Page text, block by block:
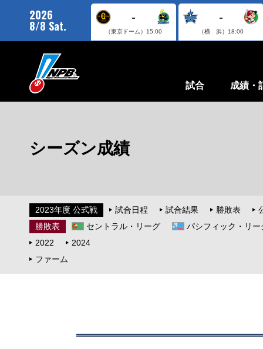
2026
8/8 Sat.
-
（東京ドーム） 15:00
-
（横 浜） 18:00
試合 成績・
シーズン成績
2023年度 公式戦 試合日程 試合結果 勝敗表
勝敗表
セントラル・リーグ
パシフィック・リー
2022
2024
ファーム